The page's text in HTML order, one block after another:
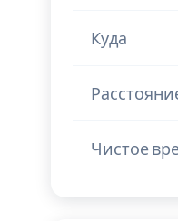
Куда
Чистое